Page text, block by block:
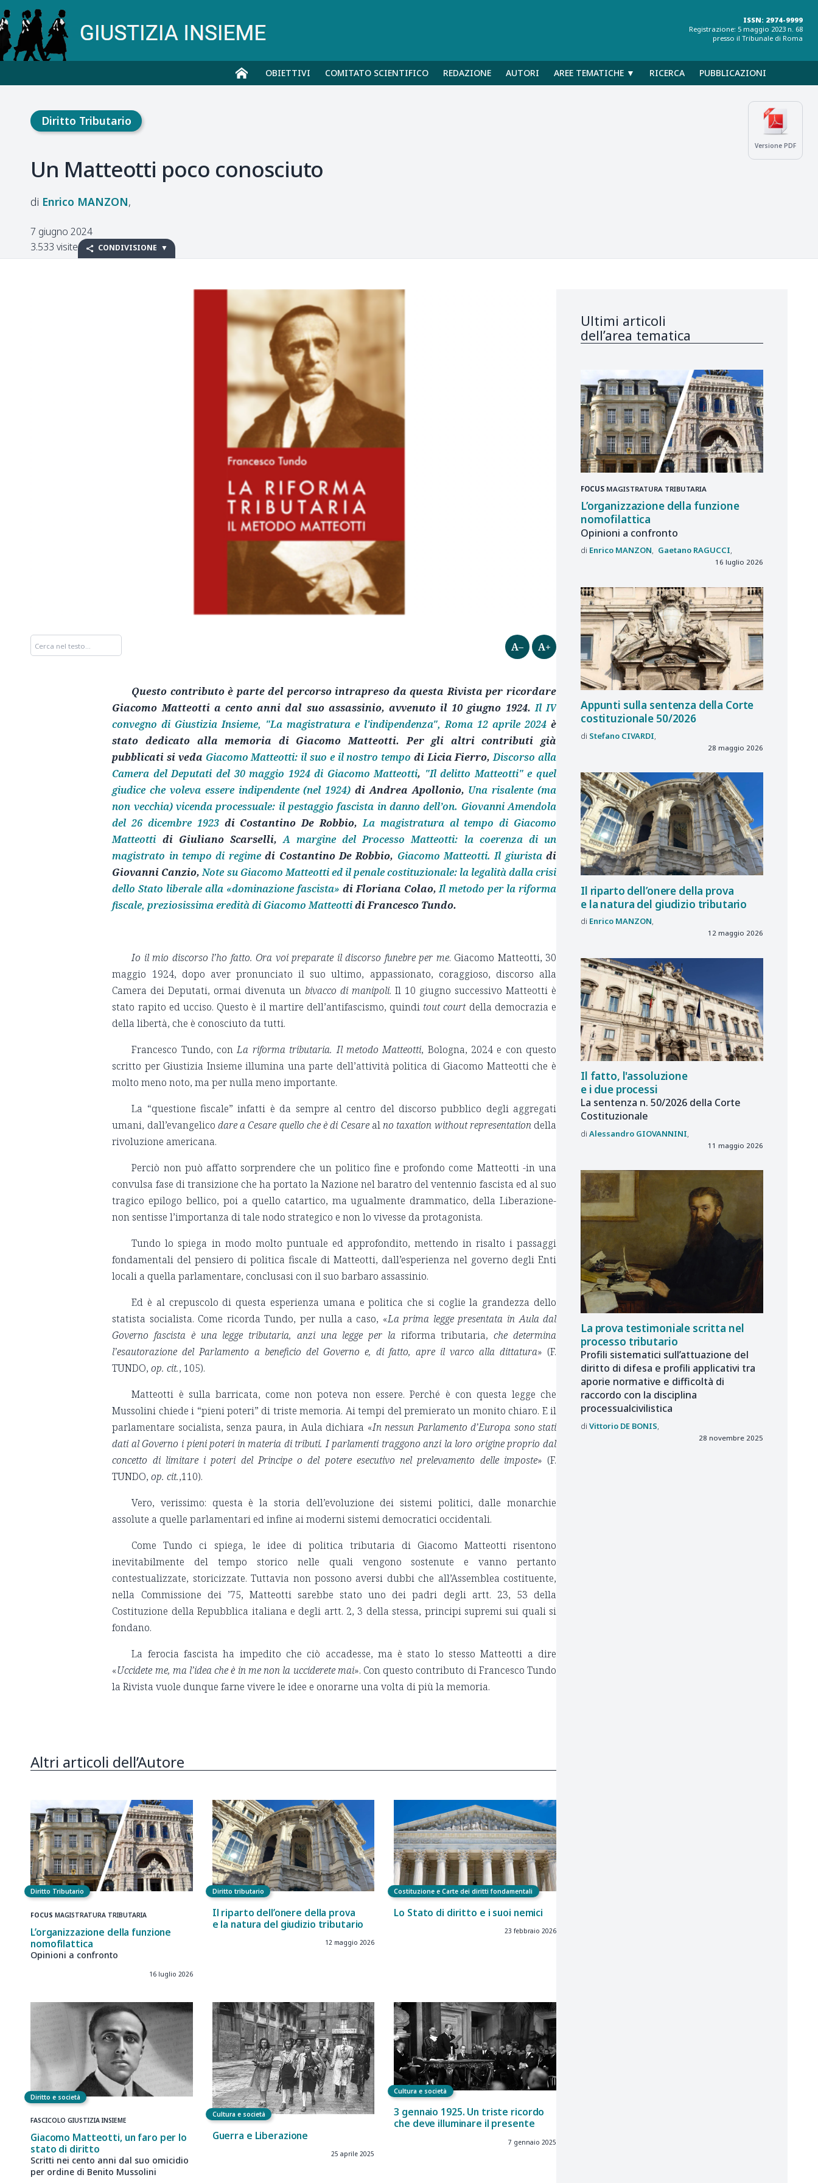
ISSN: 2974-9999
Registrazione: 5 maggio 2023 n. 68
presso il Tribunale di Roma
OBIETTIVI COMITATO SCIENTIFICO REDAZIONE AUTORI AREE TEMATICHE ▼ RICERCA PUBBLICAZIONI
Versione PDF
Diritto Tributario
Un Matteotti poco conosciuto
Enrico MANZON
7 giugno 2024
3.533 visite
CONDIVISIONE
A– A+
Questo contributo è parte del percorso intrapreso da questa Rivista per ricordare
Giacomo Matteotti a cento anni dal suo assassinio, avvenuto il 10 giugno 1924.Il IV
convegno di Giustizia Insieme, "La magistratura e l'indipendenza", Roma 12 aprile 2024 è
stato dedicato alla memoria di Giacomo Matteotti. Per gli altri contributi già
pubblicati si veda Giacomo Matteotti: il suo e il nostro tempo di Licia Fierro,Discorso alla
Camera del Deputati del 30 maggio 1924 di Giacomo Matteotti, "Il delitto Matteotti" e quel
giudice che voleva essere indipendente (nel 1924) di Andrea Apollonio, Una risalente (ma
non vecchia) vicenda processuale: il pestaggio fascista in danno dell’on. Giovanni Amendola
del 26 dicembre 1923di Costantino De Robbio,La magistratura al tempo di Giacomo
Matteotti di Giuliano Scarselli,A margine del Processo Matteotti: la coerenza di un
magistrato in tempo di regime di Costantino De Robbio, Giacomo Matteotti. Il giuristadi
Giovanni Canzio,Note su Giacomo Matteotti ed il penale costituzionale: la legalità dalla crisi
dello Stato liberale alla «dominazione fascista» di Floriana Colao,Il metodo per la riforma
fiscale, preziosissima eredità di Giacomo Matteottidi Francesco Tundo.
Io il mio discorso l’ho fatto. Ora voi preparate il discorso funebre per me. Giacomo Matteotti, 30
maggio 1924, dopo aver pronunciato il suo ultimo, appassionato, coraggioso, discorso alla
Camera dei Deputati, ormai divenuta unbivacco di manipoli. Il 10 giugno successivo Matteotti è
stato rapito ed ucciso. Questo è il martire dell’antifascismo, quindi tout courtdella democrazia e
della libertà, che è conosciuto da tutti.
Francesco Tundo, conLa riforma tributaria. Il metodo Matteotti, Bologna, 2024 e con questo
scritto per Giustizia Insieme illumina una parte dell’attività politica di Giacomo Matteotti che è
molto meno noto, ma per nulla meno importante.
La “questione fiscale” infatti è da sempre al centro del discorso pubblico degli aggregati
umani, dall’evangelico dare a Cesare quello che è di Cesarealno taxation without representationdella
rivoluzione americana.
Perciò non può affatto sorprendere che un politico fine e profondo come Matteotti -in una
convulsa fase di transizione che ha portato la Nazione nel baratro del ventennio fascista ed al suo
tragico epilogo bellico, poi a quello catartico, ma ugualmente drammatico, della Liberazione-
non sentisse l’importanza di tale nodo strategico e non lo vivesse da protagonista.
Tundo lo spiega in modo molto puntuale ed approfondito, mettendo in risalto i passaggi
fondamentali del pensiero di politica fiscale di Matteotti, dall’esperienza nel governo degli Enti
locali a quella parlamentare, conclusasi con il suo barbaro assassinio.
Ed è al crepuscolo di questa esperienza umana e politica che si coglie la grandezza dello
statista socialista. Come ricorda Tundo, per nulla a caso, «La prima legge presentata in Aula dal
Governo fascista è una legge tributaria, anzi una legge per la riforma tributaria, che determina
l’esautorazione del Parlamento a beneficio del Governo e, di fatto, apre il varco alla dittatura» (F.
TUNDO,op. cit., 105).
Matteotti è sulla barricata, come non poteva non essere. Perché è con questa legge che
Mussolini chiede i “pieni poteri” di triste memoria. Ai tempi del premierato un monito chiaro. E il
parlamentare socialista, senza paura, in Aula dichiara «In nessun Parlamento d’Europa sono stati
dati al Governo i pieni poteri in materia di tributi. I parlamenti traggono anzi la loro origine proprio dal
concetto di limitare i poteri del Principe o del potere esecutivo nel prelevamento delle imposte» (F.
TUNDO,op. cit.,110).
Vero, verissimo: questa è la storia dell’evoluzione dei sistemi politici, dalle monarchie
assolute a quelle parlamentari ed infine ai moderni sistemi democratici occidentali.
Come Tundo ci spiega, le idee di politica tributaria di Giacomo Matteotti risentono
inevitabilmente del tempo storico nelle quali vengono sostenute e vanno pertanto
contestualizzate, storicizzate. Tuttavia non possono aversi dubbi che all’Assemblea costituente,
nella Commissione dei ’75, Matteotti sarebbe stato uno dei padri degli artt. 23, 53 della
Costituzione della Repubblica italiana e degli artt. 2, 3 della stessa, principi supremi sui quali si
fondano.
La ferocia fascista ha impedito che ciò accadesse, ma è stato lo stesso Matteotti a dire
«Uccidete me, ma l’idea che è in me non la ucciderete mai». Con questo contributo di Francesco Tundo
la Rivista vuole dunque farne vivere le idee e onorarne una volta di più la memoria.
Altri articoli dell’Autore
Diritto Tributario
FOCUS MAGISTRATURA TRIBUTARIA
L’organizzazione della funzione
nomofilattica
Opinioni a confronto
16 luglio 2026
Diritto tributario
Il riparto dell’onere della prova
e la natura del giudizio tributario
12 maggio 2026
Costituzione e Carte dei diritti fondamentali
Lo Stato di diritto e i suoi nemici
23 febbraio 2026
Diritto e società
FASCICOLO GIUSTIZIA INSIEME
Giacomo Matteotti, un faro per lo
stato di diritto
Scritti nei cento anni dal suo omicidio
per ordine di Benito Mussolini
Cultura e società
Guerra e Liberazione
25 aprile 2025
Cultura e società
3 gennaio 1925. Un triste ricordo
che deve illuminare il presente
7 gennaio 2025
Ultimi articoli
dell’area tematica
FOCUS MAGISTRATURA TRIBUTARIA
L’organizzazione della funzione
nomofilattica
Opinioni a confronto
Enrico MANZON Gaetano RAGUCCI
16 luglio 2026
Appunti sulla sentenza della Corte
costituzionale 50/2026
Stefano CIVARDI
28 maggio 2026
Il riparto dell’onere della prova
e la natura del giudizio tributario
Enrico MANZON
12 maggio 2026
Il fatto, l'assoluzione
e i due processi
La sentenza n. 50/2026 della Corte
Costituzionale
Alessandro GIOVANNINI
11 maggio 2026
La prova testimoniale scritta nel
processo tributario
Profili sistematici sull’attuazione del
diritto di difesa e profili applicativi tra
aporie normative e difficoltà di
raccordo con la disciplina
processualcivilistica
Vittorio DE BONIS
28 novembre 2025